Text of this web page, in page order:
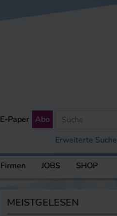
Erweiterte Suche
E-Paper Abo
Firmen JOBS SHOP
MEISTGELESEN